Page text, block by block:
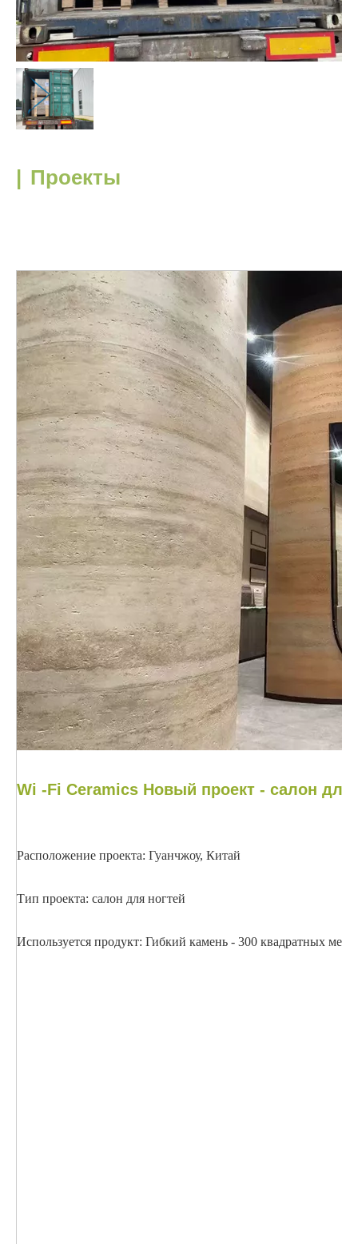
| Проекты
Wi -Fi Ceramics Новый проект - салон для
Расположение проекта: Гуанчжоу, Китай
Тип проекта: салон для ногтей
Используется продукт: Гибкий камень - 300 квадратных